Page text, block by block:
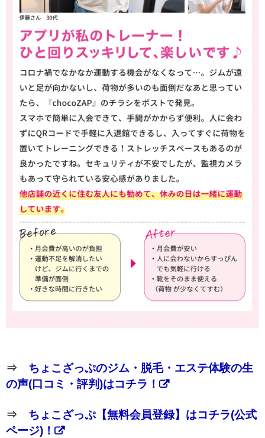
⇒ ちょこざっぷのジム・脱毛・エステ体験の生
の声(口コミ・評判)はコチラ！
⇒ ちょこざっぷ【無料会員登録】はコチラ(公式
ページ)！